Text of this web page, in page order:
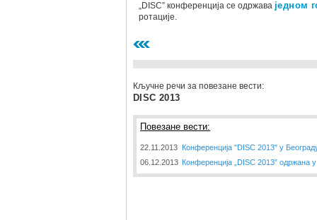
„DISC” конференција се одржава једном
ротације.
Кључне речи за повезане вести:
DISC 2013
Повезане вести:
22.11.2013 Конференција "DISC 2013" у
06.12.2013 Конференција „DISC 2013” одржана